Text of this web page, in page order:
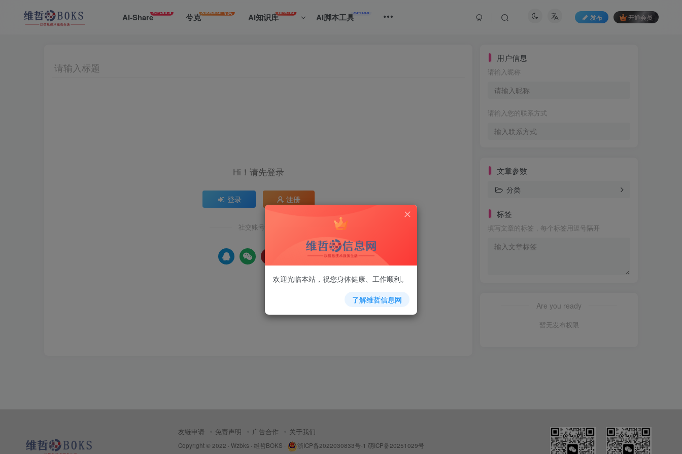
AI-ShareAI-Ultra 兮克XikeStor专卖 AI知识库AI-Kno AI脚本工具AI-Tool
发布 开通会员
Hi！请先登录
登录 注册
社交账号登录
用户信息
请输入昵称
请输入您的联系方式
文章参数
分类
标签
填写文章的标签，每个标签用逗号隔开
Are you ready
暂无发布权限
友链申请 免责声明 广告合作 关于我们
Copyright © 2022 · Wzbks · 维哲BOKS · 浙ICP备2022030833号-1 萌ICP备20251029号
欢迎光临本站，祝您身体健康、工作顺利。
了解维哲信息网